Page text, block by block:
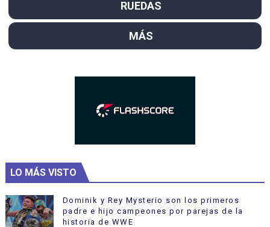
RUEDAS
MÁS
LO MÁS VISTO
Dominik y Rey Mysterio son los primeros
padre e hijo campeones por parejas de la
historia de WWE